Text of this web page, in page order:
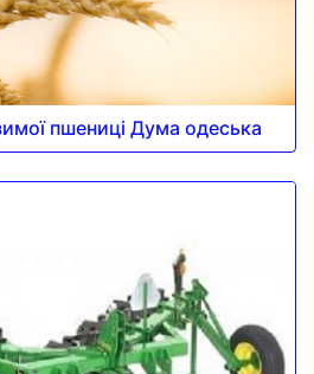
пшениці Дума одеська